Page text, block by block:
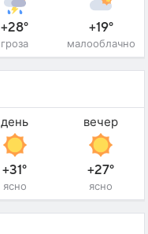
+28°
гроза
+19°
малооблачно
день
+31°
ясно
вечер
+27°
ясно